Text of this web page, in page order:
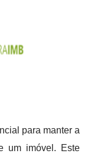
para manter a
um imóvel. Este